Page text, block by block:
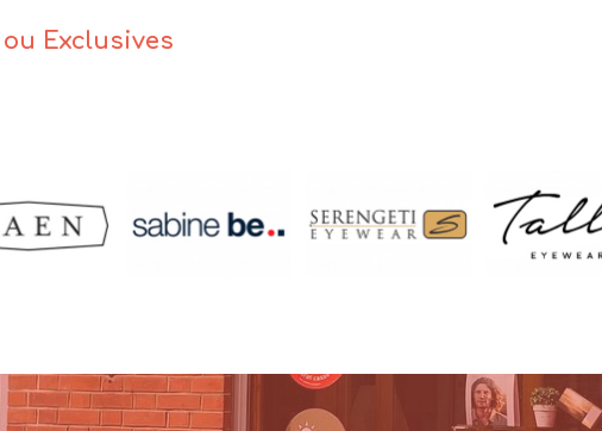
Exclusives